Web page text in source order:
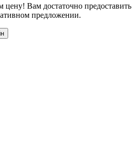
Вам достаточно предоставить
предложении.